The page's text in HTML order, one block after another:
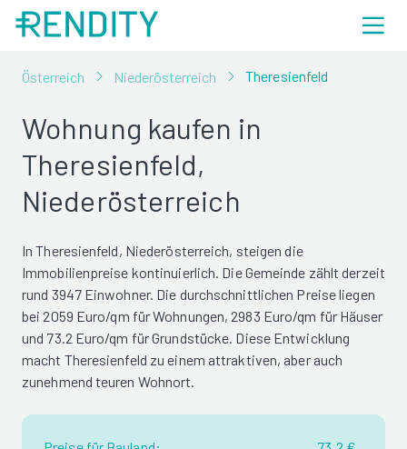
Österreich Niederösterreich Theresienfeld
Wohnung kaufen in
Theresienfeld,
Niederösterreich
In Theresienfeld, Niederösterreich, steigen die
Immobilienpreise kontinuierlich. Die Gemeinde zählt derzeit
rund 3947 Einwohner. Die durchschnittlichen Preise liegen
bei 2059 Euro/qm für Wohnungen, 2983 Euro/qm für Häuser
und 73.2 Euro/qm für Grundstücke. Diese Entwicklung
macht Theresienfeld zu einem attraktiven, aber auch
zunehmend teuren Wohnort.